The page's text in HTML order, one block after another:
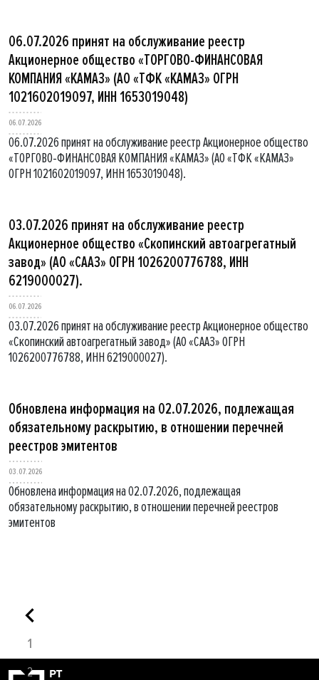
06.07.2026 принят на обслуживание реестр
Акционерное общество «ТОРГОВО-ФИНАНСОВАЯ
КОМПАНИЯ «КАМАЗ» (АО «ТФК «КАМАЗ» ОГРН
1021602019097, ИНН 1653019048)
06.07.2026
06.07.2026 принят на обслуживание реестр Акционерное общество
«ТОРГОВО-ФИНАНСОВАЯ КОМПАНИЯ «КАМАЗ» (АО «ТФК «КАМАЗ»
ОГРН 1021602019097, ИНН 1653019048).
03.07.2026 принят на обслуживание реестр
Акционерное общество «Скопинский автоагрегатный
завод» (АО «СААЗ» ОГРН 1026200776788, ИНН
6219000027).
06.07.2026
03.07.2026 принят на обслуживание реестр Акционерное общество
«Скопинский автоагрегатный завод» (АО «СААЗ» ОГРН
1026200776788, ИНН 6219000027).
Обновлена информация на 02.07.2026, подлежащая
обязательному раскрытию, в отношении перечней
реестров эмитентов
03.07.2026
Обновлена информация на 02.07.2026, подлежащая
обязательному раскрытию, в отношении перечней реестров
эмитентов
1
2